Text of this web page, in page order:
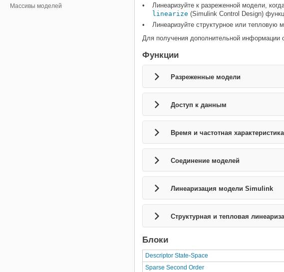
Массивы моделей
Линеаризуйте к разреженной модели,
linearize (Simulink Control Design)
Линеаризуйте структурное или
Для получения дополнительной информации
Функции
Разреженные модели
Доступ к данным
Время и частотная характеристика
Соединение моделей
Линеаризация модели Simulink
Структурная и тепловая
Блоки
Descriptor State-Space
Sparse Second Order